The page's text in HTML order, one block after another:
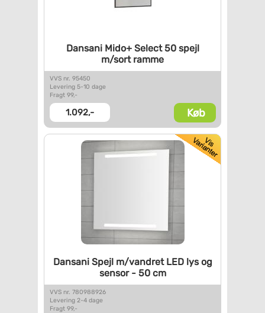
Dansani Mido+ Select 50 spejl
m/sort ramme
VVS nr. 95450
Levering 5-10 dage
Fragt 99,-
1.092,- Køb
Dansani Spejl m/vandret LEDlys og
sensor - 50 cm
VVS nr. 780988926
Levering 2-4 dage
Fragt 99,-